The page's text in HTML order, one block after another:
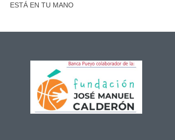
ESTÁ EN TU MANO